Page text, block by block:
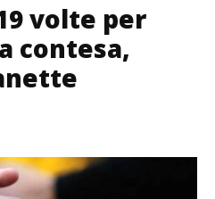
volte per
contesa,